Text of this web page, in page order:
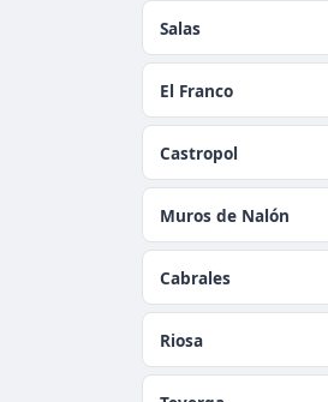
Salas
El Franco
Castropol
Muros de Nalón
Cabrales
Riosa